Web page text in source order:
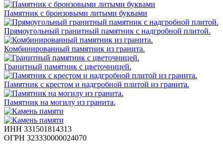
Памятник с бронзовыми литыми буквами
Прямоугольный гранитный памятник с надгробной плитой.
Комбинированный памятник из гранита.
Гранитный памятник с цветочницей.
Памятник с крестом и надгробной плитой из гранита.
Памятник на могилу из гранита.
ИНН 331501814313
ОГРН 323330000024070